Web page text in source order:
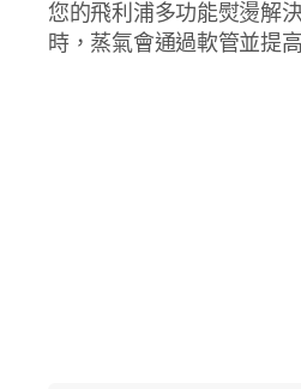
您的飛利浦多功能熨燙解
時，蒸氣會通過軟管並提